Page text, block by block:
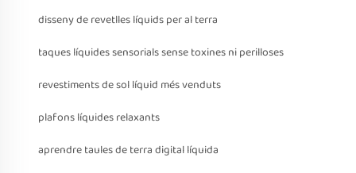
disseny de revetlles líquids per al terra
taques líquides sensorials sense toxines ni perilloses
revestiments de sol líquid més venduts
plafons líquides relaxants
aprendre taules de terra digital líquida